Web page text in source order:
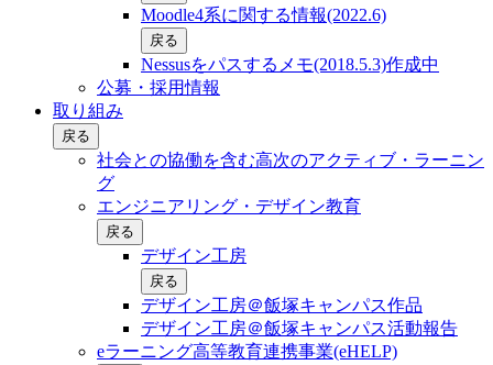
Moodle4系に関する情報(2022.6)
戻る
Nessusをパスするメモ(2018.5.3)作成中
公募・採用情報
取り組み
戻る
社会との協働を含む⾼次のアクティブ・ラーニン
グ
エンジニアリング・デザイン教育
戻る
デザイン工房
戻る
デザイン工房＠飯塚キャンパス作品
デザイン工房＠飯塚キャンパス活動報告
eラーニング高等教育連携事業(eHELP)